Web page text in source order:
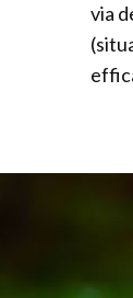
via